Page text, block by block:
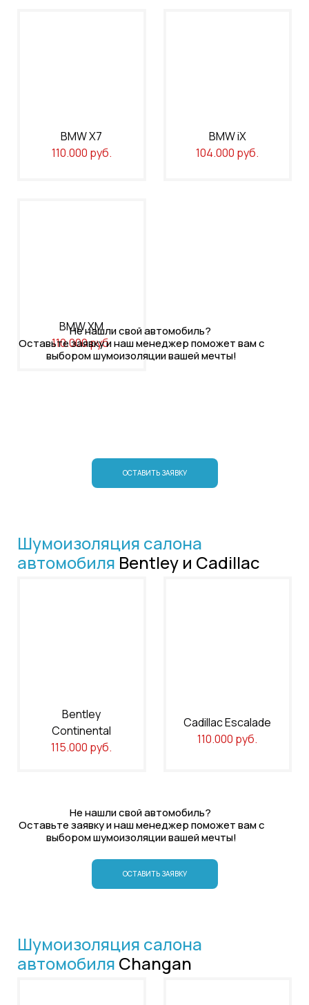
BMW X7
110.000 руб.
BMW iX
104.000 руб.
BMW XM
110.000 руб.
ОСТАВИТЬ ЗАЯВКУ
Не нашли свой автомобиль?
Оставьте заявку и наш менеджер поможет вам с
выбором шумоизоляции вашей мечты!
Bentley
Continental
115.000 руб.
Cadillac Escalade
110.000 руб.
ОСТАВИТЬ ЗАЯВКУ
Не нашли свой автомобиль?
Оставьте заявку и наш менеджер поможет вам с
выбором шумоизоляции вашей мечты!
Шумоизоляция салона
автомобиля Bentley и Cadillac
Шумоизоляция салона
автомобиля Changan